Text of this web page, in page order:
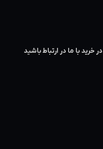
با ما در ارتباط باشید